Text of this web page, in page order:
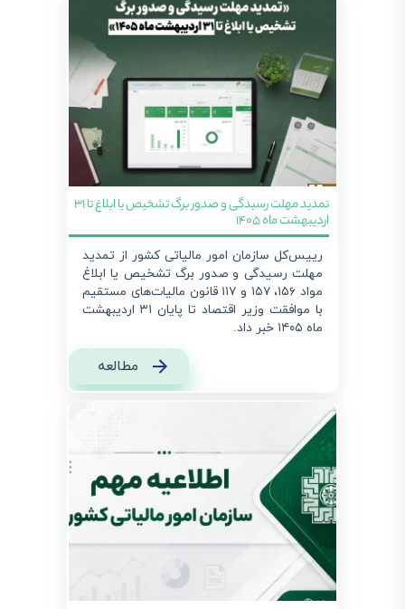
تمدید مهلت رسیدگی و صدور برگ تشخیص یا ابلاغ تا 31
اردیبهشت ماه 1405
رییس‌کل سازمان امور مالیاتی کشور از تمدید
مهلت رسیدگی و صدور برگ تشخيص یا ابلاغ
مواد ۱۵۶، ۱۵۷ و ۱۱۷ قانون مالیات‌های مستقیم
با موافقت وزیر اقتصاد تا پایان ۳۱ اردیبهشت
ماه ۱۴۰۵ خبر داد.
مطالعه